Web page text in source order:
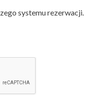
systemu rezerwacji.